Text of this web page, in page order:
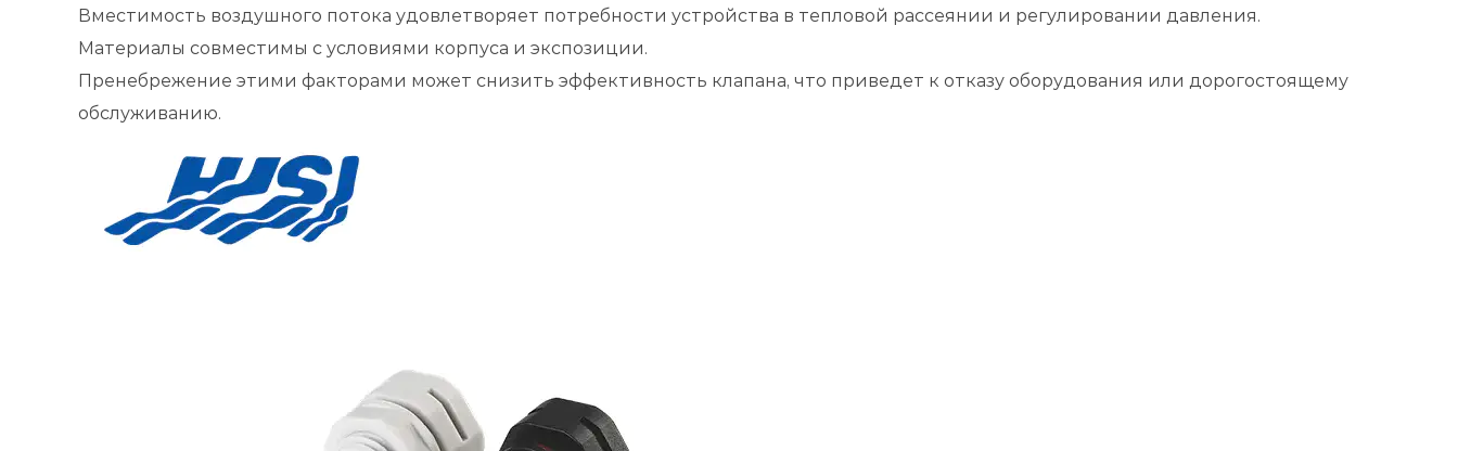
Вместимость воздушного потока удовлетворяет потребности устройства в тепловой рассеянии и регулировании давления.
Материалы совместимы с условиями корпуса и экспозиции.
Пренебрежение этими факторами может снизить эффективность клапана, что приведет к отказу оборудования или дорогостоящему
обслуживанию.